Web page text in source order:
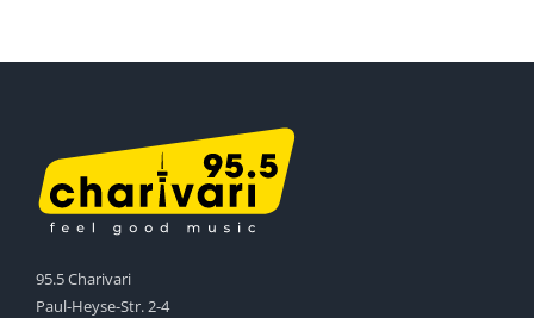
95.5 Charivari
Paul-Heyse-Str. 2-4